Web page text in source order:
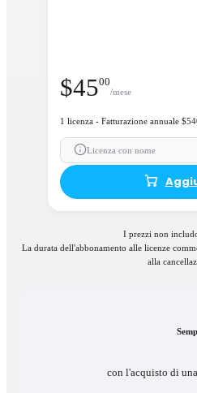
$4500
/mese
1 licenza - Fatturazione annuale
Licenza con nome
I prezzi non
La durata dell'abbonamento alle licenze
alla
con l'acquisto di